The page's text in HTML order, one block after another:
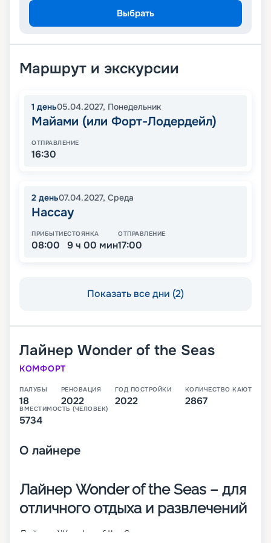
Выбрать
Маршрут и экскурсии
1 день05.04.2027, Понедельник
Майами (или Форт-Лодердейл)
ОТПРАВЛЕНИЕ
16:30
2 день07.04.2027, Среда
Нассау
ПРИБЫТИЕ
08:00
СТОЯНКА
9 ч 00 мин
ОТПРАВЛЕНИЕ
17:00
Показать все дни (2)
Лайнер Wonder of the Seas
КОМФОРТ
ПАЛУБЫ
18
РЕНОВАЦИЯ
2022
ГОД ПОСТРОЙКИ
2022
КОЛИЧЕСТВО КАЮТ
2867
ВМЕСТИМОСТЬ (ЧЕЛОВЕК)
5734
О лайнере
Лайнер Wonder of the Seas – для
отличного отдыха и развлечений
Лайнер Wonder of the Seas совершает круизные